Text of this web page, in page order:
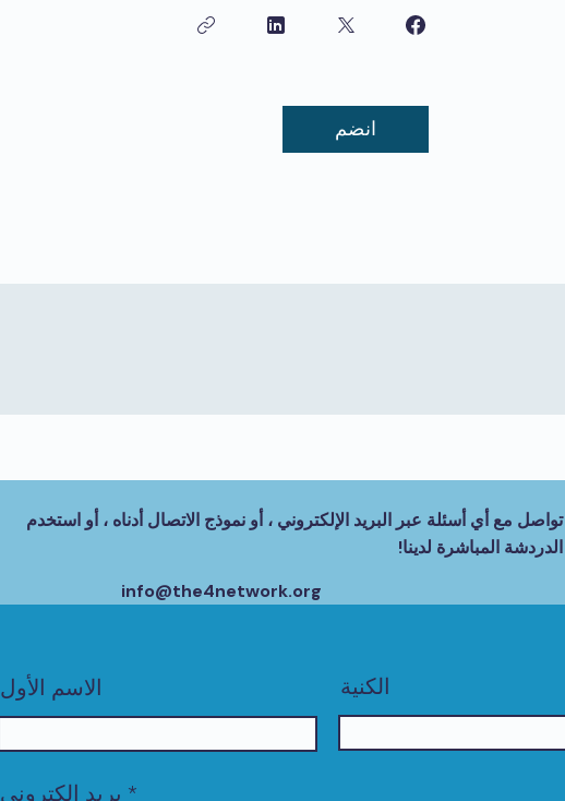
انضم
تواصل مع أي أسئلة عبر البريد الإلكتروني ، أو نموذج الاتصال أدناه ، أو استخدم
الدردشة المباشرة لدينا!
info@the4network.org
الاسم الأول الكنية
بريد إلكتروني